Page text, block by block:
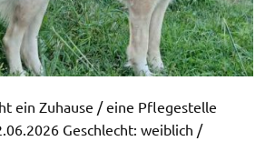
ein Zuhause / eine Pflegestelle
Geschlecht: weiblich /